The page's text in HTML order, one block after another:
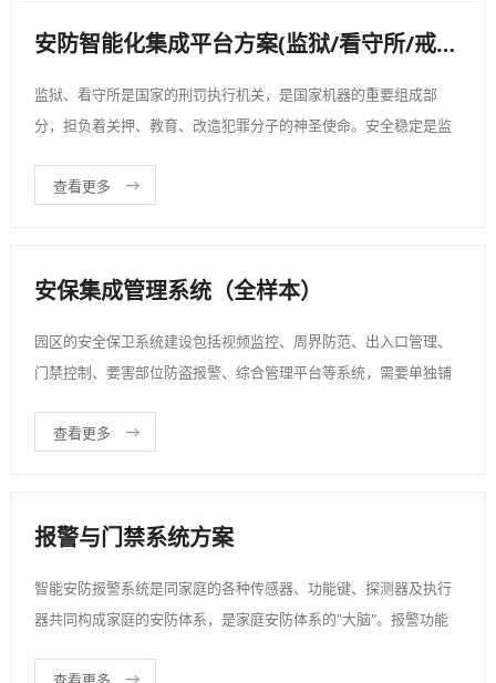
安防智能化集成平台方案(监狱/看守所/戒毒所)
监狱、看守所是国家的刑罚执行机关，是国家机器的重要组成部
分，担负着关押、教育、改造犯罪分子的神圣使命。安全稳定是监
家的安全，因此，监狱、看守所安全管理是监狱管理工作的重中之
查看更多
安保集成管理系统（全样本）
园区的安全保卫系统建设包括视频监控、周界防范、出入口管理、
门禁控制、要害部位防盗报警、综合管理平台等系统，需要单独铺
数字视频系统，建议单独架设一套视频网络布线。
查看更多
报警与门禁系统方案
智能安防报警系统是同家庭的各种传感器、功能键、探测器及执行
器共同构成家庭的安防体系，是家庭安防体系的"大脑"。报警功能